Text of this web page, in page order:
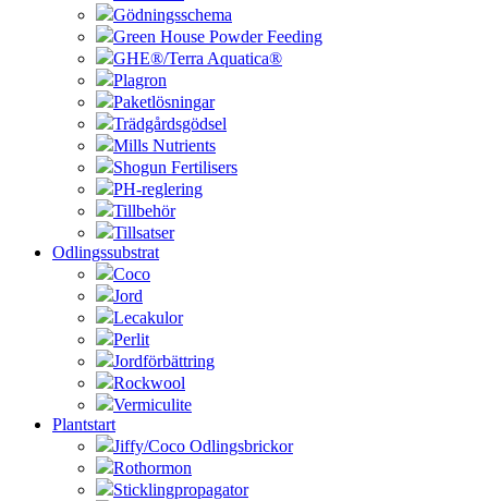
Gödningsschema
Green House Powder Feeding
GHE®/Terra Aquatica®
Plagron
Paketlösningar
Trädgårdsgödsel
Mills Nutrients
Shogun Fertilisers
PH-reglering
Tillbehör
Tillsatser
Odlingssubstrat
Coco
Jord
Lecakulor
Perlit
Jordförbättring
Rockwool
Vermiculite
Plantstart
Jiffy/Coco Odlingsbrickor
Rothormon
Sticklingpropagator